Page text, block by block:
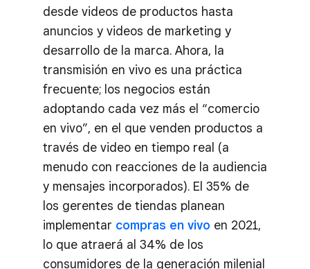
desde videos de productos hasta
anuncios y videos de marketing y
desarrollo de la marca. Ahora, la
transmisión en vivo es una práctica
frecuente; los negocios están
adoptando cada vez más el “comercio
en vivo”, en el que venden productos a
través de video en tiempo real (a
menudo con reacciones de la audiencia
y mensajes incorporados). El 35% de
los gerentes de tiendas planean
implementar compras en vivo en 2021,
lo que atraerá al 34% de los
consumidores de la generación milenial